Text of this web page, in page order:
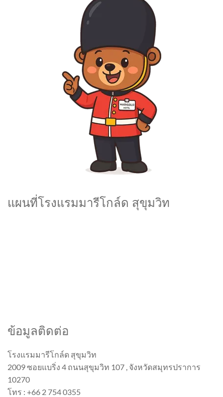
แผนที่โรงแรมมารีโกล์ด สุขุมวิท
ข้อมูลติดต่อ
โรงแรมมารีโกล์ด สุขุมวิท
2009 ซอยแบริ่ง 4 ถนนสุขุมวิท 107 , จังหวัดสมุทรปราการ
10270
โทร : +66 2 754 0355